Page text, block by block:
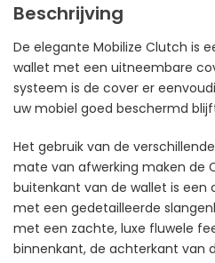
Beschrijving
De elegante Mobilize Clutch is
wallet met een uitneembare
systeem is de cover er
uw mobiel goed beschermd
Het gebruik van de
mate van afwerking maken de
buitenkant van de wallet is
met een gedetailleerde
met een zachte, luxe fluwele
binnenkant, de achterkant van